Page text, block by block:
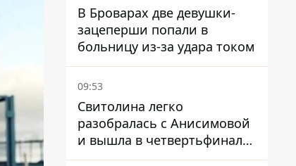
В Броварах две девушки-
зацеперши попали в
больницу из-за удара током
09:53
Свитолина легко
разобралась с Анисимовой
и вышла в четвертьфинал
турнира в Торонто